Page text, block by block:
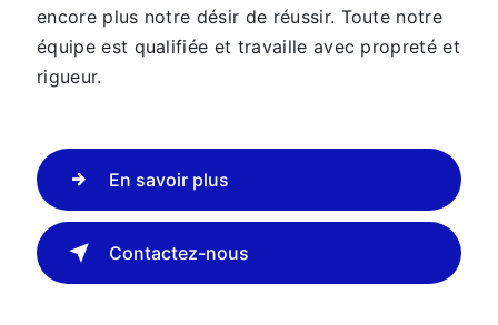
encore plus notre désir de réussir. Toute notre
équipe est qualifiée et travaille avec propreté et
rigueur.
En savoir plus
Contactez-nous